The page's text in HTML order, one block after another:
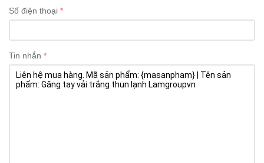
Số điện thoại
Tin nhắn